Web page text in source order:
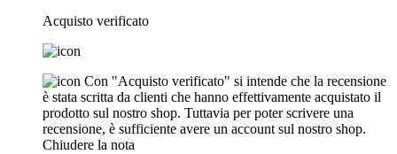
Acquisto verificato
Con "Acquisto verificato" si intende che la recensione
è stata scritta da clienti che hanno effettivamente acquistato il
prodotto sul nostro shop. Tuttavia per poter scrivere una
recensione, è sufficiente avere un account sul nostro shop.
Chiudere la nota